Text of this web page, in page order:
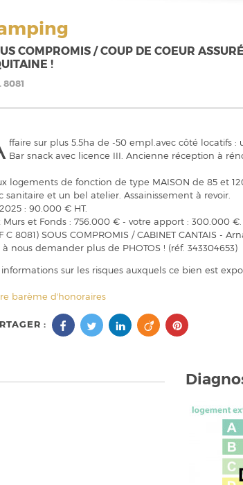
COMPROMIS / COUP DE COEUR
!
8081
ffaire sur plus 5.5ha de -50 empl.avec côté locatifs :
Bar snack avec licence III. Ancienne réception à
logements de fonction de type MAISON de 85 et
sanitaire et un bel atelier. Assainissement à revoir.
: 90.000 € HT.
Murs et Fonds : 756.000 € - votre apport : 300.000 €.
C 8081) SOUS COMPROMIS / CABINET CANTAIS
à nous demander plus de PHOTOS ! (réf. 343304653)
informations sur les risques auxquels ce bien est
barème d'honoraires
: